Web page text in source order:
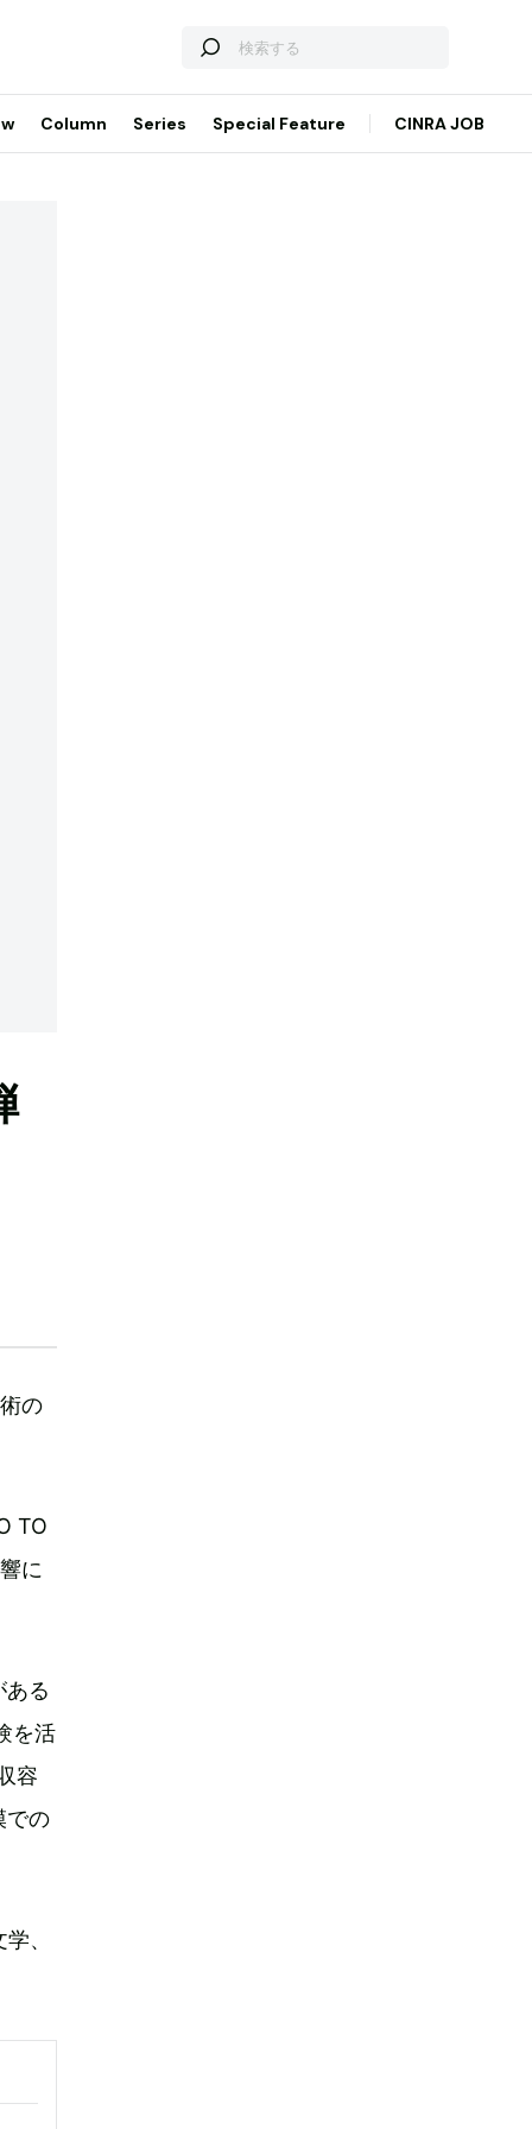
Column Series Special Feature CINRA JOB
の
TO
に
ある
を活
容
での
、